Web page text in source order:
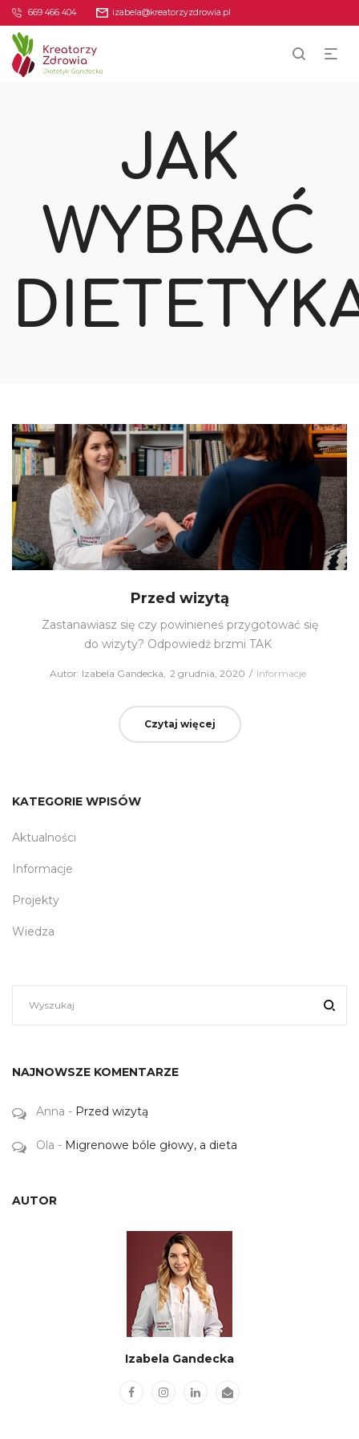
669 466 404 izabela@kreatorzyzdrowia.pl
JAK
WYBRAĆ
Przed wizytą
Zastanawiasz się czy powinieneś przygotować się
do wizyty? Odpowiedź brzmi TAK
Autor: Izabela Gandecka Posted
2 grudnia, 2020
Posted
Informacje
Czytaj więcej
KATEGORIE WPISÓW
Aktualności
Informacje
Projekty
Wiedza
NAJNOWSZE KOMENTARZE
Anna - Przed wizytą
Ola - Migrenowe bóle głowy, a dieta
AUTOR
Izabela Gandecka